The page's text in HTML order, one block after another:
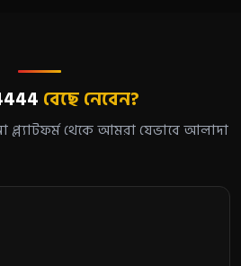
বেছে নেবেন?
থেকে আমরা যেভাবে আলাদা